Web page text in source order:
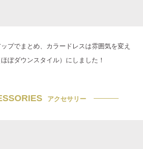
プでまとめ、カラードレスは雰囲気を変え
ぼダウンスタイル）にしました！
アクセサリー